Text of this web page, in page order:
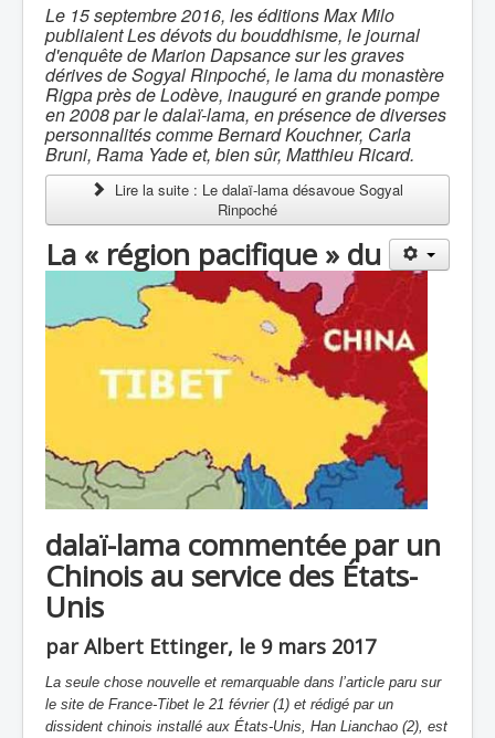
Le 15 septembre 2016, les éditions Max Milo
publiaient Les dévots du bouddhisme, le journal
d'enquête de Marion Dapsance sur les graves
dérives de Sogyal Rinpoché, le lama du monastère
Rigpa près de Lodève, inauguré en grande pompe
en 2008 par le dalaï-lama, en présence de diverses
personnalités comme Bernard Kouchner, Carla
Bruni, Rama Yade et, bien sûr, Matthieu Ricard.
Lire la suite : Le dalaï-lama désavoue Sogyal
Rinpoché
La « région pacifique » du
dalaï-lama commentée par un
Chinois au service des États-
Unis
par Albert Ettinger, le 9 mars 2017
La seule chose nouvelle et remarquable dans l’article paru sur
le site de France-Tibet le 21 février (1) et rédigé par un
dissident chinois installé aux États-Unis, Han Lianchao (2), est